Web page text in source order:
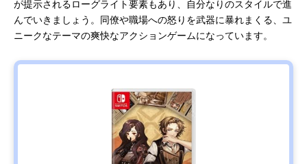
が提示されるローグライト要素もあり、自分なりのスタイルで進
んでいきましょう。同僚や職場への怒りを武器に暴れまくる、ユ
ニークなテーマの爽快なアクションゲームになっています。